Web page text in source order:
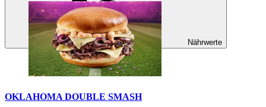
Nährwerte
OKLAHOMA DOUBLE SMASH